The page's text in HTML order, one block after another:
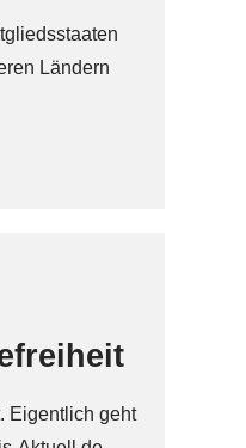
Ländern
Eigentlich geht